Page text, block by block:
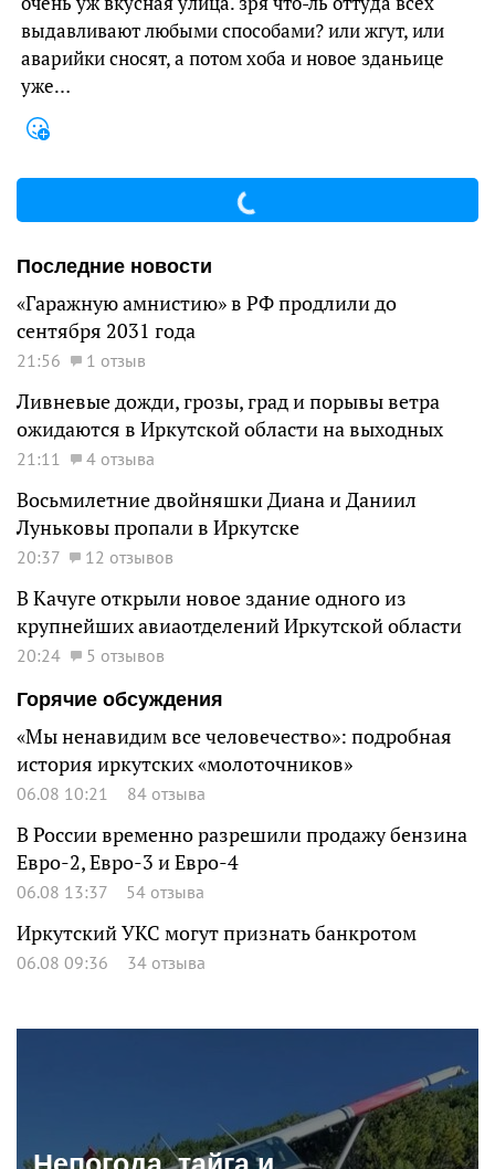
выдавливают любыми способами? или жгут, или
аварийки сносят, а потом хоба и новое зданьице
уже…
Последние новости
«Гаражную амнистию» в РФ продлили до
сентября 2031 года
21:56 1 отзыв
Ливневые дожди, грозы, град и порывы ветра
ожидаются в Иркутской области на выходных
21:11 4 отзыва
Восьмилетние двойняшки Диана и Даниил
Луньковы пропали в Иркутске
20:37 12 отзывов
В Качуге открыли новое здание одного из
крупнейших авиаотделений Иркутской области
20:24
5 отзывов
Горячие обсуждения
«Мы ненавидим все человечество»: подробная
история иркутских «молоточников»
06.08 10:21 84 отзыва
В России временно разрешили продажу бензина
Евро-2, Евро-3 и Евро-4
06.08 13:37 54 отзыва
Иркутский УКС могут признать банкротом
06.08 09:36 34 отзыва